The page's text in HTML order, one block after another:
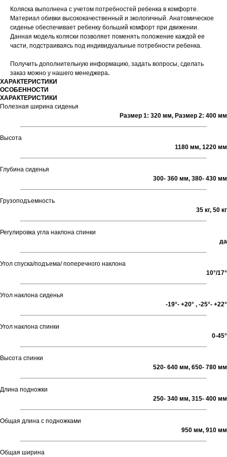
Коляска выполнена с учетом потребностей ребенка в комфорте.
Материал обивки высококачественный и экологичный. Анатомическое
сиденье обеспечивает ребенку больший комфорт при движении.
Данная модель коляски позволяет поменять положение каждой ее
части, подстраиваясь под индивидуальные потребности ребенка.
Получить дополнительную информацию, задать вопросы, сделать
заказ можно у нашего менеджера.
ХАРАКТЕРИСТИКИ
ОСОБЕННОСТИ
ХАРАКТЕРИСТИКИ
Полезная ширина сиденья
Размер 1: 320 мм, Размер 2: 400 мм
Высота
1180 мм, 1220 мм
Глубина сиденья
300- 360 мм, 380- 430 мм
Грузоподъемность
35 кг, 50 кг
Регулировка угла наклона спинки
да
Угол спуска/подъема/ поперечного наклона
10°/17°
Угол наклона сиденья
-19°- +20° , -25°- +22°
Угол наклона спинки
0-45°
Высота спинки
520- 640 мм, 650- 780 мм
Длина подножки
250- 340 мм, 315- 400 мм
Общая длина с подножками
950 мм, 910 мм
Общая ширина